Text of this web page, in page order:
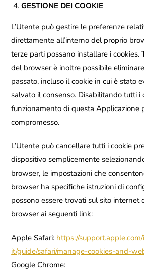
GESTIONE DEI COOKIE
L’Utente può gestire le preferenze
direttamente all’interno del proprio
terze parti possano installare i cookies.
del browser è inoltre possibile
passato, incluso il cookie in cui è stato
salvato il consenso. Disabilitando tutti i
funzionamento di questa Applicazione
compromesso.
L’Utente può cancellare tutti i cookie
dispositivo semplicemente
browser, le impostazioni che
browser ha specifiche istruzioni di
possono essere trovati sul sito internet
browser ai seguenti link:
Apple Safari: https://
it/guide/safari/manage-cookies-and-
Google Chrome: